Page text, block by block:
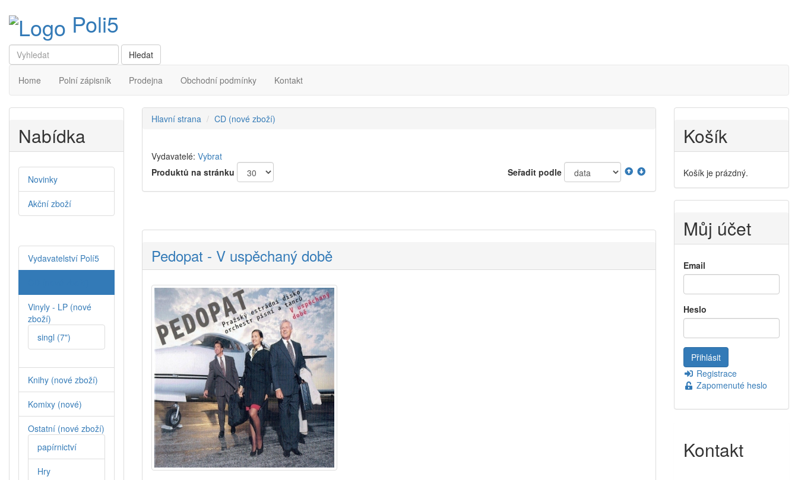
Poli5
Home Polní zápisník Prodejna Obchodní podmínky Kontakt
Hlavní strana CD (nové zboží)
Vydavatelé: Vybrat
Produktů na stránku
Seřadit podle
Pedopat - V uspěchaný době
Nabídka
Novinky
Akční zboží
Vydavatelství Polí5
Vinyly - LP (nové
zboží)
singl (7")
Knihy (nové zboží)
Komixy (nové)
Ostatní (nové zboží)
papírnictví
Hry
Košík
Košík je prázdný.
Můj účet
Email
Heslo
Registrace
Zapomenuté heslo
Kontakt